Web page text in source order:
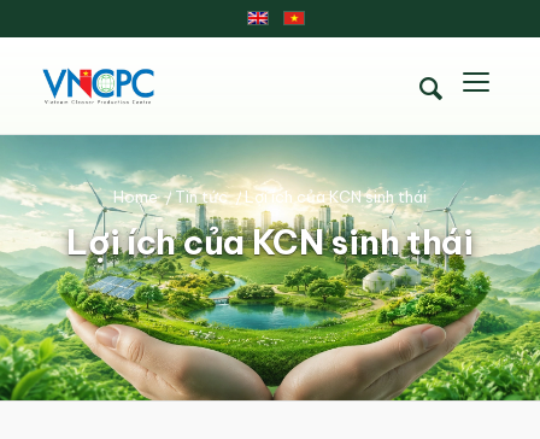
Lợi ích của KCN sinh thái
Home / Tin tức /Lợi ích của KCN sinh thái